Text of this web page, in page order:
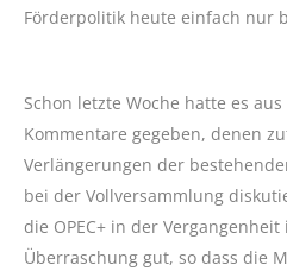
Förderpolitik heute einfach nur
Schon letzte Woche hatte es
Kommentare gegeben, denen
Verlängerungen der
bei der Vollversammlung
die OPEC+ in der
Überraschung gut, so dass die